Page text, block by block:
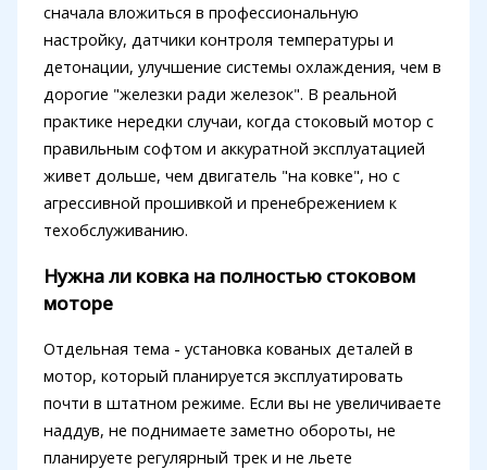
сначала вложиться в профессиональную
настройку, датчики контроля температуры и
детонации, улучшение системы охлаждения, чем в
дорогие "железки ради железок". В реальной
практике нередки случаи, когда стоковый мотор с
правильным софтом и аккуратной эксплуатацией
живет дольше, чем двигатель "на ковке", но с
агрессивной прошивкой и пренебрежением к
техобслуживанию.
Нужна ли ковка на полностью стоковом
моторе
Отдельная тема - установка кованых деталей в
мотор, который планируется эксплуатировать
почти в штатном режиме. Если вы не увеличиваете
наддув, не поднимаете заметно обороты, не
планируете регулярный трек и не льете